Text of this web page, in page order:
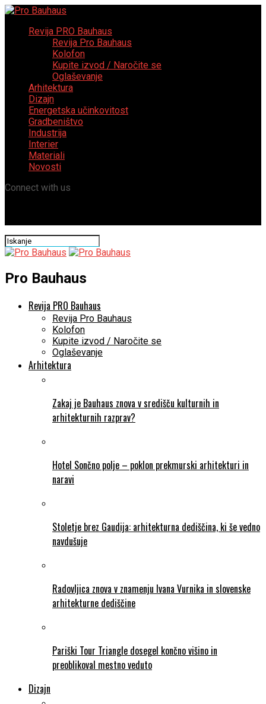
Revija PRO Bauhaus
Revija Pro Bauhaus
Kolofon
Kupite izvod / Naročite se
Oglaševanje
Arhitektura
Dizajn
Energetska učinkovitost
Gradbeništvo
Industrija
Interier
Materiali
Novosti
Connect with us
Pro Bauhaus
Revija PRO Bauhaus
Revija Pro Bauhaus
Kolofon
Kupite izvod / Naročite se
Oglaševanje
Arhitektura
Zakaj je Bauhaus znova v središču kulturnih in
arhitekturnih razprav?
Hotel Sončno polje – poklon prekmurski arhitekturi in
naravi
Stoletje brez Gaudija: arhitekturna dediščina, ki še vedno
navdušuje
Radovljica znova v znamenju Ivana Vurnika in slovenske
arhitekturne dediščine
Pariški Tour Triangle dosegel končno višino in
preoblikoval mestno veduto
Dizajn